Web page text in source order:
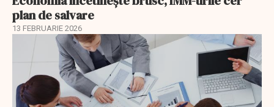
plan de salvare
13 FEBRUARIE 2026